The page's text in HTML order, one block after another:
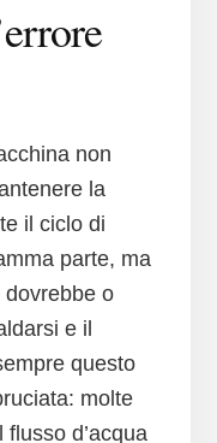
non
la
il ciclo di
parte, ma
dovrebbe o
e il
questo
molte
d’acqua